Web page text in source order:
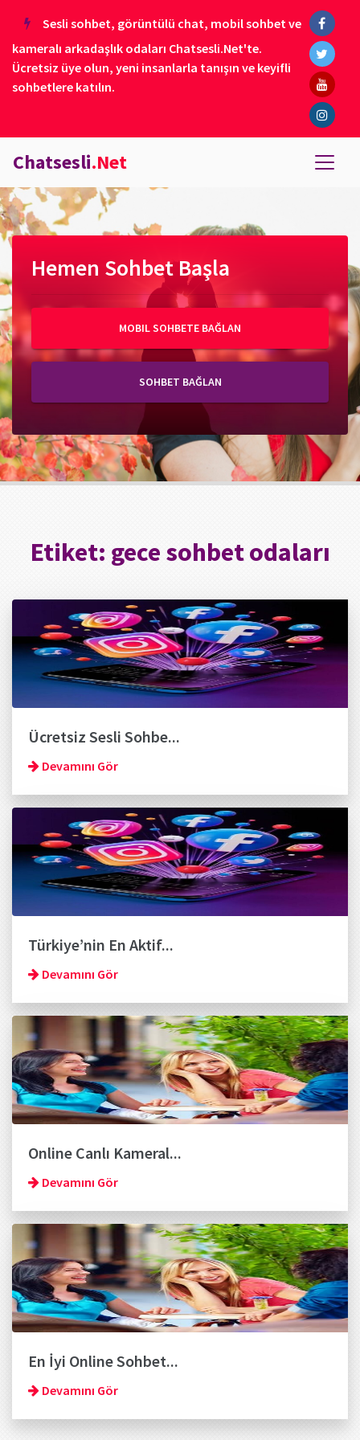
Sesli sohbet, görüntülü chat, mobil sohbet ve
kameralı arkadaşlık odaları Chatsesli.Net'te.
Ücretsiz üye olun, yeni insanlarla tanışın ve keyifli
sohbetlere katılın.
Chatsesli.Net
Hemen Sohbet Başla
MOBIL SOHBETE BAĞLAN
SOHBET BAĞLAN
Etiket: gece sohbet odaları
Ücretsiz Sesli Sohbe...
Devamını Gör
Türkiye’nin En Aktif...
Devamını Gör
Online Canlı Kameral...
Devamını Gör
En İyi Online Sohbet...
Devamını Gör